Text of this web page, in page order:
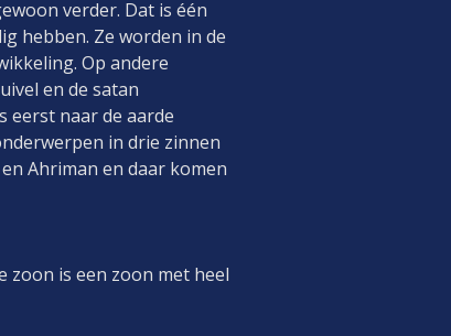
verder. Dat is één
hebben. Ze worden in de
Op andere
en de satan
eerst naar de aarde
in drie zinnen
Ahriman en daar komen
zoon is een zoon met heel